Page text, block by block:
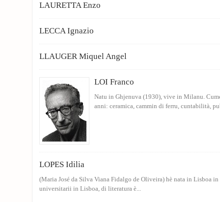
LAURETTA Enzo
LECCA Ignazio
LLAUGER Miquel Angel
LOI Franco
Natu in Ghjenuva (1930), vive in Milanu.
anni: ceramica, cammin di ferru, cuntabilità,
LOPES Idilia
(Maria José da Silva Viana Fidalgo de Oliveira) hè nata in Lisboa
universitarii in Lisboa, di literatura è...